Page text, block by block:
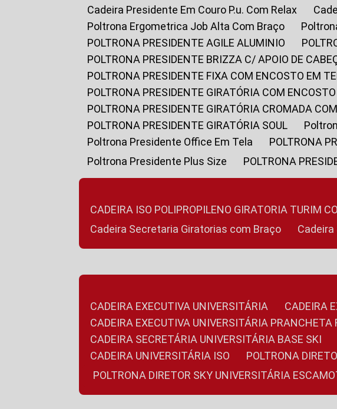
Cadeira Presidente Em Couro P.u. Com Relax
Poltrona Ergometrica Job Alta Com Braço
POLTRONA PRESIDENTE AGILE ALUMINIO
POLTRONA PRESIDENTE BRIZZA C/ APOIO DE
POLTRONA PRESIDENTE FIXA COM ENCOSTO EM
POLTRONA PRESIDENTE GIRATÓRIA COM
POLTRONA PRESIDENTE GIRATÓRIA CROMADA
POLTRONA PRESIDENTE GIRATÓRIA SOUL
Poltrona Presidente Office Em Tela
POLTRONA
Poltrona Presidente Plus Size
POLTRONA
CADEIRA ISO POLIPROPILENO GIRATORIA TURIM
Cadeira Secretaria Giratorias com Braço
CADEIRA EXECUTIVA UNIVERSITÁRIA
CADEIRA
CADEIRA EXECUTIVA UNIVERSITÁRIA PRANCHETA
CADEIRA SECRETÁRIA UNIVERSITÁRIA BASE SKI
CADEIRA UNIVERSITÁRIA ISO
POLTRONA
POLTRONA DIRETOR SKY UNIVERSITÁRIA